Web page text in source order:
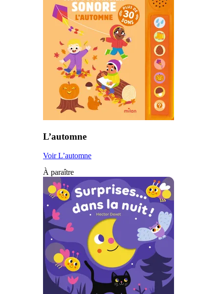
L’automne
Voir L’automne
À paraître